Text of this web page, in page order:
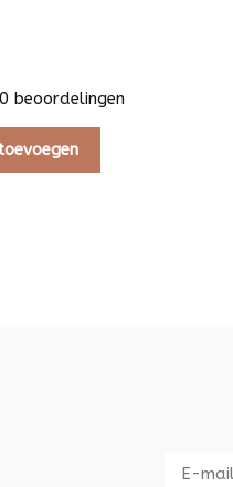
0 beoordelingen